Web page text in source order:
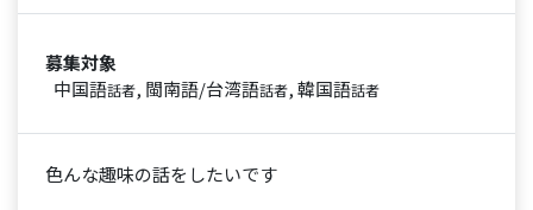
募集対象
中国語話者, 閩南語/台湾語話者, 韓国語話者
色んな趣味の話をしたいです